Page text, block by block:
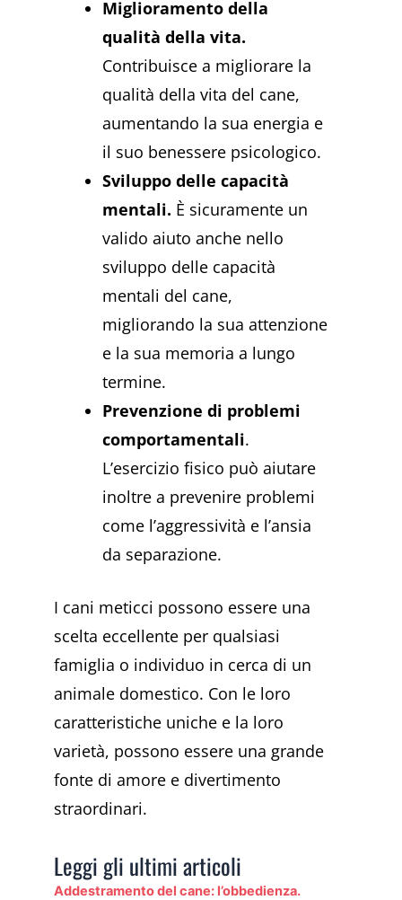
Miglioramento della
qualità della vita.
Contribuisce a migliorare la
qualità della vita del cane,
aumentando la sua energia e
il suo benessere psicologico.
Sviluppo delle capacità
mentali. È sicuramente un
valido aiuto anche nello
sviluppo delle capacità
mentali del cane,
migliorando la sua attenzione
e la sua memoria a lungo
termine.
Prevenzione di problemi
comportamentali.
L’esercizio fisico può aiutare
inoltre a prevenire problemi
come l’aggressività e l’ansia
da separazione.
I cani meticci possono essere una
scelta eccellente per qualsiasi
famiglia o individuo in cerca di un
animale domestico. Con le loro
caratteristiche uniche e la loro
varietà, possono essere una grande
fonte di amore e divertimento
straordinari.
Leggi gli ultimi articoli
Addestramento del cane: l’obbedienza.